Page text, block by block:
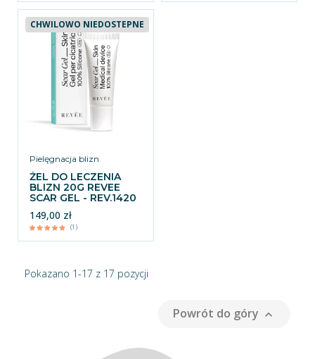
Pielęgnacja blizn
ŻEL DO LECZENIA
BLIZN 20G REVEE
SCAR GEL - REV.1420
149,00 zł
(1)
CHWILOWO NIEDOSTEPNE
Pokazano 1-17 z 17 pozycji
Powrót do góry 